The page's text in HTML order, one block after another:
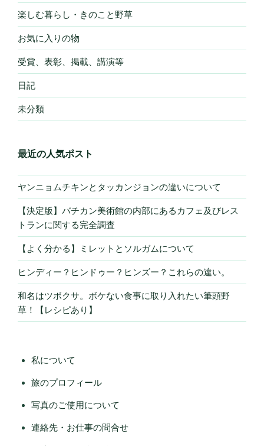
楽しむ暮らし・きのこと野草
お気に入りの物
受賞、表彰、掲載、講演等
日記
未分類
最近の人気ポスト
ヤンニョムチキンとタッカンジョンの違いについて
【決定版】バチカン美術館の内部にあるカフェ及びレス
トランに関する完全調査
【よく分かる】ミレットとソルガムについて
ヒンディー？ヒンドゥー？ヒンズー？これらの違い。
和名はツボクサ。ボケない食事に取り入れたい筆頭野
草！【レシピあり】
私について
旅のプロフィール
写真のご使用について
連絡先・お仕事の問合せ